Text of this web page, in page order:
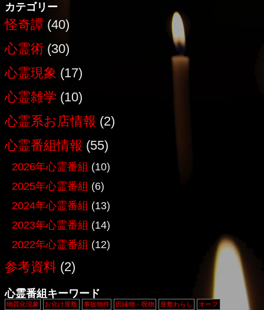
カテゴリー
怪奇譚 (40)
心霊術 (30)
心霊現象 (17)
心霊雑学 (10)
心霊系お店情報 (2)
心霊番組情報 (55)
2026年心霊番組 (10)
2025年心霊番組 (6)
2024年心霊番組 (13)
2023年心霊番組 (14)
2022年心霊番組 (12)
参考資料 (2)
心霊番組キーワード
物質化現象 お化け屋敷 事故物件 因縁物・呪物 座敷わらし
オーブ